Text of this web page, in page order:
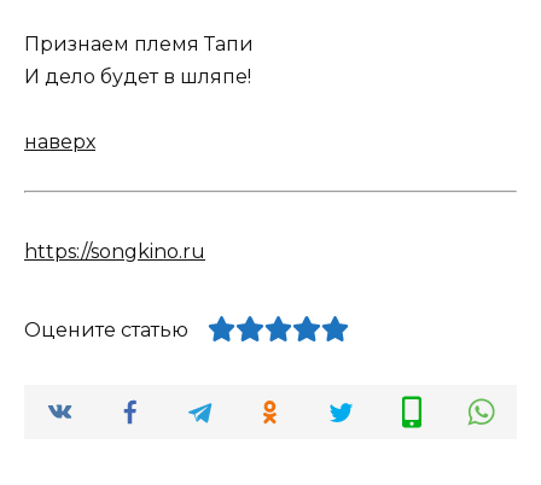
Признаем племя Тапи
И дело будет в шляпе!
наверх
https://songkino.ru
Оцените статью